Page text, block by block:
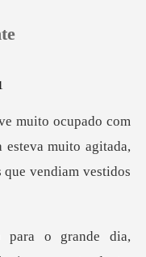
0
muito agitada,